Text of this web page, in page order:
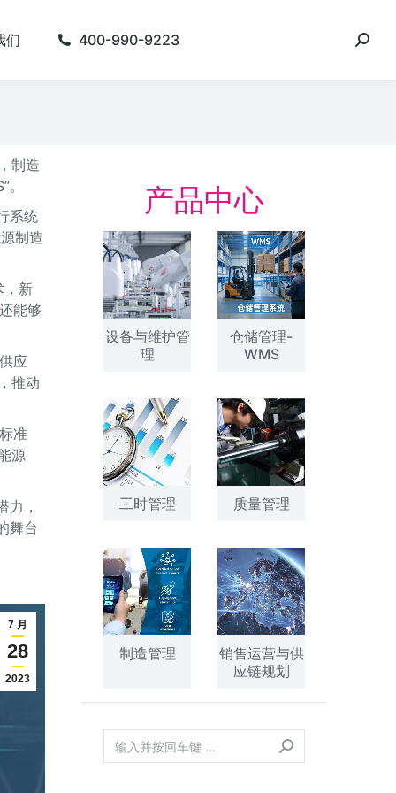
们 400-990-9223
制造
系统
制造
，新
能够
应
推动
准
源
力，
舞台
7 月
28
2023
产品中心
设备与维护管
理
仓储管理-
WMS
工时管理 质量管理
制造管理
销售运营与供
应链规划